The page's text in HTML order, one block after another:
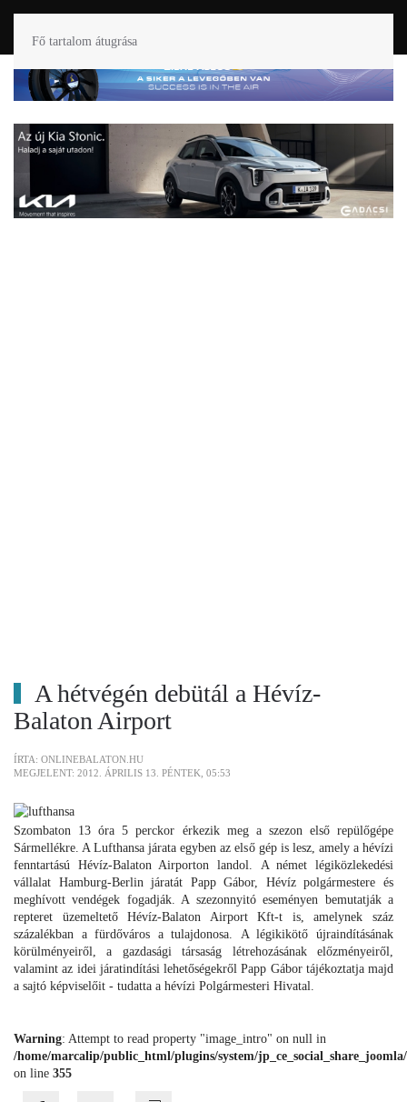
Fő tartalom átugrása
A hétvégén debütál a Hévíz-
Balaton Airport
ÍRTA: ONLINEBALATON.HU
MEGJELENT: 2012. ÁPRILIS 13. PÉNTEK, 05:53
Szombaton 13 óra 5 perckor érkezik meg a szezon első repülőgépe
Sármellékre. A Lufthansa járata egyben az első gép is lesz, amely a hévízi
fenntartású Hévíz-Balaton Airporton landol. A német légiközlekedési
vállalat Hamburg-Berlin járatát Papp Gábor, Hévíz polgármestere és
meghívott vendégek fogadják. A szezonnyitó eseményen bemutatják a
repteret üzemeltető Hévíz-Balaton Airport Kft-t is, amelynek száz
százalékban a fürdőváros a tulajdonosa. A légikikötő újraindításának
körülményeiről, a gazdasági társaság létrehozásának előzményeiről,
valamint az idei járatindítási lehetőségekről Papp Gábor tájékoztatja majd
a sajtó képviselőit - tudatta a hévízi Polgármesteri Hivatal.
Warning: Attempt to read property "image_intro" on null in
/home/marcalip/public_html/plugins/system/
on line 355